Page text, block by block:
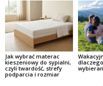
Jak wybrać materac
kieszeniowy do sypialni,
czyli twardość, strefy
podparcia i rozmiar